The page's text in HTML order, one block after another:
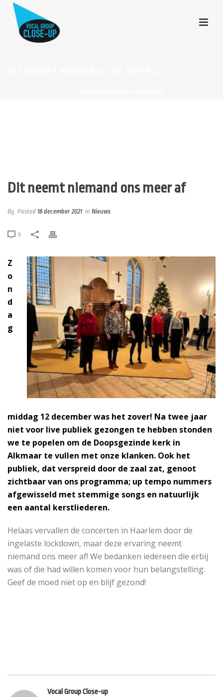
Dit neemt niemand ons meer af
By Posted 18 december 2021 In Nieuws
0
Z
o
n
d
a
g
middag 12 december was het zover! Na twee jaar
niet voor live publiek gezongen te hebben stonden
we te popelen om de Doopsgezinde kerk in
Alkmaar te vullen met onze klanken. Ook het
publiek, dat verspreid door de zaal zat, genoot
zichtbaar van ons programma; up tempo nummers
afgewisseld met stemmige songs en natuurlijk
een aantal kerstliederen.
Helaas vervallen de concerten in Haarlem door de
ingelaste lockdown, maar deze ervaring neemt
niemand ons meer af! We bedanken iedereen die erbij
was of die had willen komen voor hun belangstelling.
Geef de moed niet op en blijf gezond!
Vocal Group Close-up